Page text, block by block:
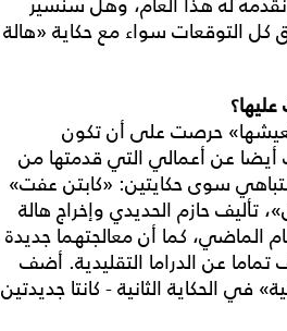
التوقعات سواء مع حكاية «هالة
حرصت على أن تكون
أيضا عن أعمالي التي قدمتها من
سوى حكايتين: «كابتن عفت»
تأليف حازم الحديدي وإخراج هالة
الماضي، كما أن معالجتهما جديدة
تماما عن الدراما التقليدية. أضف
الحكاية الثانية - كانتا جديدتين